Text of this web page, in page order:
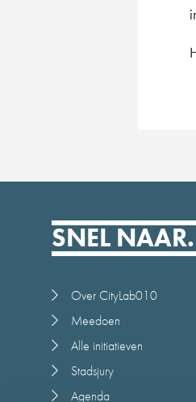
SNEL NAAR.
Over CityLab010
Meedoen
Alle initiatieven
Stadsjury
Agenda